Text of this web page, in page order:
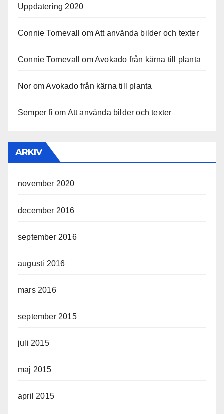
Uppdatering 2020
Connie Tornevall omAtt använda bilder och texter
Connie Tornevall omAvokado från kärna till planta
Nor omAvokado från kärna till planta
Semper fi om Att använda bilder och texter
ARKIV
november 2020
december 2016
september 2016
augusti 2016
mars 2016
september 2015
juli 2015
maj 2015
april 2015